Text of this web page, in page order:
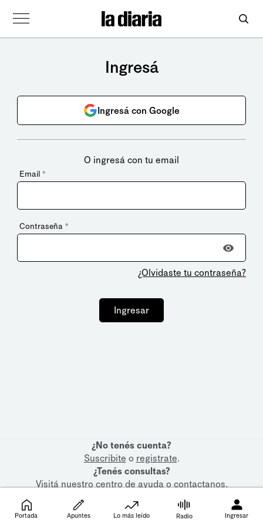
Ingresá
Ingresá con Google
O ingresá con tu email
Email *
Contraseña *
¿Olvidaste tu contraseña?
Ingresar
¿No tenés cuenta?
Suscribite o registrate.
¿Tenés consultas?
Visitá nuestrocentro de ayudaocontactanos.
Portada Apuntes Lo más leído Radio Ingresar